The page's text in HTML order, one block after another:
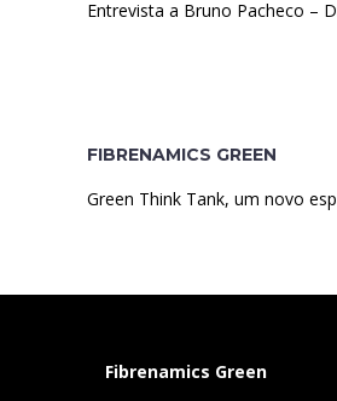
Entrevista a Bruno Pacheco –
FIBRENAMICS GREEN
Green Think Tank, um novo
Fibrenamics Green